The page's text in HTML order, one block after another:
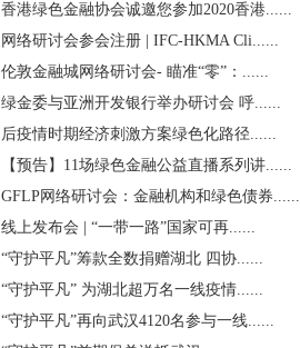
香港绿色金融协会诚邀您参加2020香港......
网络研讨会参会注册 | IFC-HKMA Cli......
伦敦金融城网络研讨会- 瞄准“零”：......
绿金委与亚洲开发银行举办研讨会 呼......
后疫情时期经济刺激方案绿色化路径......
【预告】11场绿色金融公益直播系列讲......
GFLP网络研讨会：金融机构和绿色债券......
线上发布会 | “一带一路”国家可再......
“守护平凡”筹款全数捐赠湖北 四协......
“守护平凡” 为湖北超万名一线疫情......
“守护平凡”再向武汉4120名参与一线......